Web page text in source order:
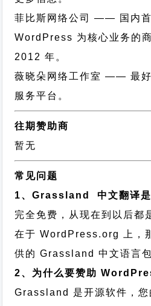
菲比斯网络公司
—— 国内首
WordPress 为核心业务的
2012 年。
薇晓朵网络工作室 —— 最好
服务平台。
往期赞助商
暂无
常见问题
1、Grassland 中文翻译是
完全免费，从现在到以后都
在于 WordPress.org 上，
供的 Grassland 中文语言包
2、为什么要赞助
Grassland 是开源软件，您